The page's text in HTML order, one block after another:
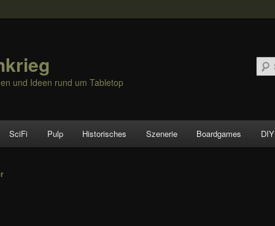
und Ideen rund um Tabletop
SciFi Pulp Historisches Szenerie Boardgames DIY